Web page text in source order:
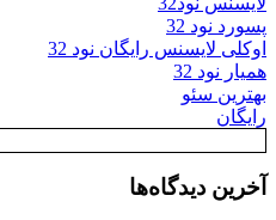
پسورد نود 32
اوکلی لایسنس رایگان نود 32
همیار نود 32
بهترین سئو
رایگان
آخرین دیدگاه‌ها